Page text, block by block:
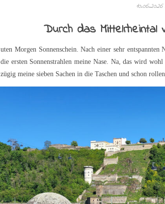
10.06.2026
Durch das Mittelrheintal
uten Morgen Sonnenschein. Nach einer sehr
die ersten Sonnenstrahlen meine Nase. Na, das wird
zügig meine sieben Sachen in die Taschen und schon